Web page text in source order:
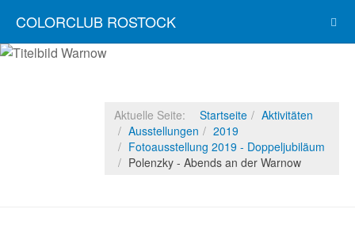
COLORCLUB ROSTOCK
Aktuelle Seite: Startseite
Aktivitäten
Ausstellungen
2019
Fotoausstellung 2019 - Doppeljubiläum
Polenzky - Abends an der Warnow